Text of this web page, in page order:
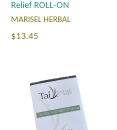
Relief ROLL-ON
MARISEL HERBAL
Precio
$13.45